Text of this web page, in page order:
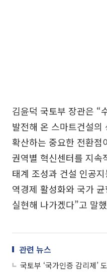
김윤덕 국토부 장관은 “
발전해 온 스마트건설의
확산하는 중요한 전환점
권역별 혁신센터를 지속
태계 조성과 건설 인공
역경제 활성화와 국가
실현해 나가겠다”고 말
관련 뉴스
국토부 ‘국가인증 감리제’